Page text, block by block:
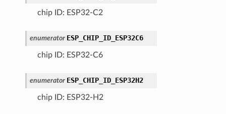
chip ID: ESP32-C2
enumerator ESP_CHIP_ID_ESP32C6
chip ID: ESP32-C6
enumerator ESP_CHIP_ID_ESP32H2
chip ID: ESP32-H2